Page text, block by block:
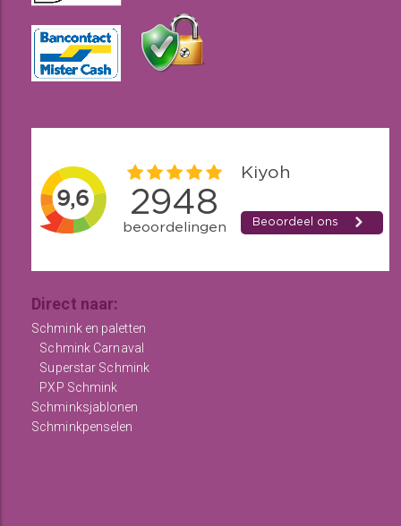
Direct naar:
Schmink en paletten
Schmink Carnaval
Superstar Schmink
PXP Schmink
Schminksjablonen
Schminkpenselen